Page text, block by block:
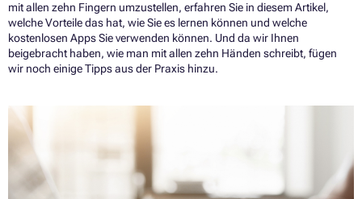
mit allen zehn Fingern umzustellen, erfahren Sie in diesem Artikel,
welche Vorteile das hat, wie Sie es lernen können und welche
kostenlosen Apps Sie verwenden können. Und da wir Ihnen
beigebracht haben, wie man mit allen zehn Händen schreibt, fügen
wir noch einige Tipps aus der Praxis hinzu.